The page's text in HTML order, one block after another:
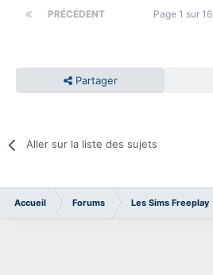
PRÉCÉDENT Page 1 sur 16
Partager
Aller sur la liste des sujets
Accueil Forums Les Sims Freeplay